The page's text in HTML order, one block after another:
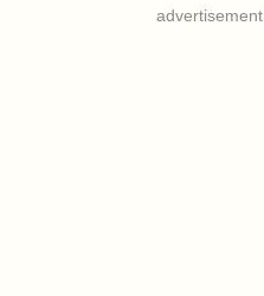
advertisement